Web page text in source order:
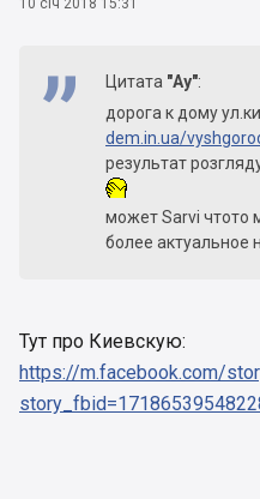
10 січ 2018 15:31
Цитата "Аy":
дорога к дому
dem.in.ua/
результат
может Sarvi чтото
более актуальное
Тут про Киевскую:
https://m.facebook.com/